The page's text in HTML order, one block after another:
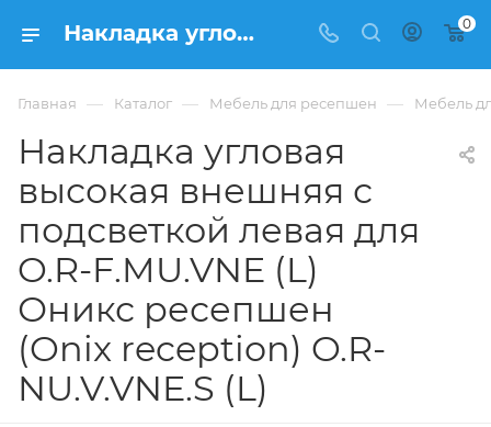
Накладка угловая высокая внешняя с подсветкой левая для O.R-F.MU.VNE (L) Оникс ресепшен (Onix reception) O.R-NU.V.VNE.S (L) из ЛДСП купить в Москве, цена 12 714 ₽. - интернет-магазин ФРАНКОМ 0
Главная — Каталог — Мебель для ресепшен — Мебель
Накладка угловая
высокая внешняя с
подсветкой левая для
O.R-F.MU.VNE (L)
Оникс ресепшен
(Onix reception) O.R-
NU.V.VNE.S (L)